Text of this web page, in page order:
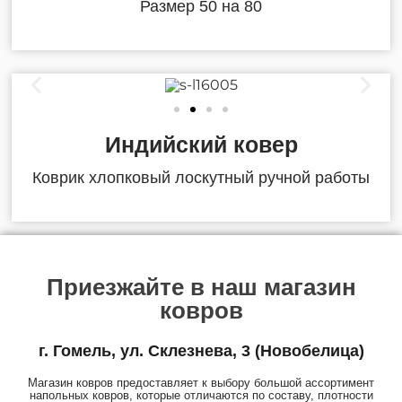
Размер 50 на 80
Индийский ковер
Коврик хлопковый лоскутный ручной работы
Приезжайте в наш магазин
ковров
г. Гомель, ул. Склезнева, 3 (Новобелица)
Магазин ковров предоставляет к выбору большой ассортимент
напольных ковров, которые отличаются по составу, плотности